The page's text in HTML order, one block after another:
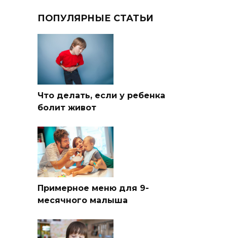
ПОПУЛЯРНЫЕ СТАТЬИ
Что делать, если у ребенка
болит живот
Примерное меню для 9-
месячного малыша